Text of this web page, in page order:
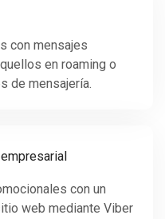
con mensajes
en roaming o
de mensajería.
con un
web mediante Viber